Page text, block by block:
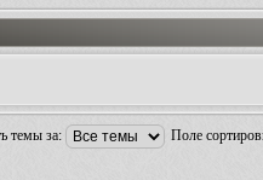
темы за: Поле